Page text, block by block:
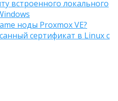
встроенного локального
ноды Proxmox VE?
сертификат в Linux с